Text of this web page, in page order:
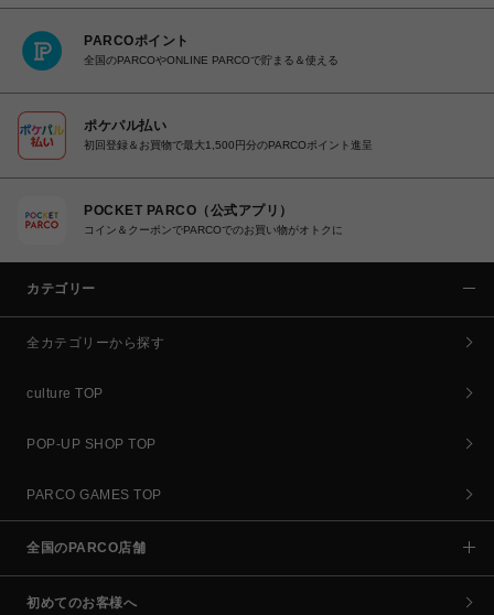
PARCOポイント
全国のPARCOやONLINE PARCOで貯まる＆使える
ポケパル払い
初回登録＆お買物で最大1,500円分のPARCOポイント進呈
POCKET PARCO（公式アプリ）
コイン＆クーポンでPARCOでのお買い物がオトクに
カテゴリー
全カテゴリーから探す
culture TOP
POP-UP SHOP TOP
PARCO GAMES TOP
全国のPARCO店舗
初めてのお客様へ